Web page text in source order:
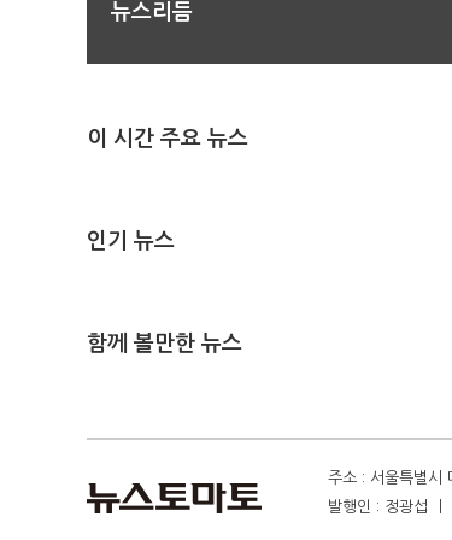
뉴스리듬
이 시간 주요 뉴스
인기 뉴스
함께 볼만한 뉴스
주소 : 서울특별시
발행인 : 정광섭